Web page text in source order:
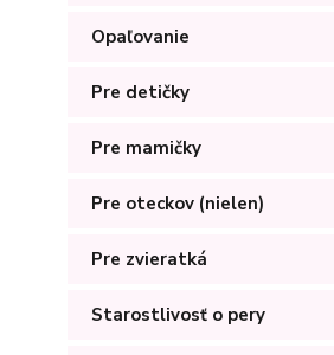
Opaľovanie
Pre detičky
Pre mamičky
Pre oteckov (nielen)
Pre zvieratká
Starostlivosť o pery